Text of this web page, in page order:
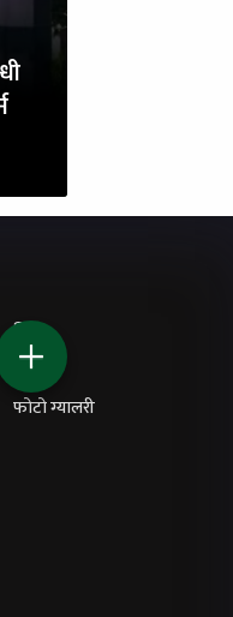
शिक्षा
विचार
फोटो ग्यालरी